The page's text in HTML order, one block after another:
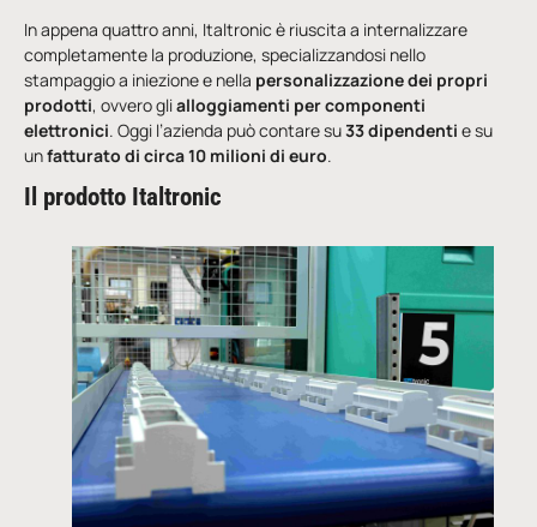
In appena quattro anni, Italtronic è riuscita a internalizzare
completamente la produzione, specializzandosi nello
stampaggio a iniezione e nella personalizzazione dei propri
prodotti, ovvero glialloggiamenti per componenti
elettronici. Oggi l’azienda può contare su33 dipendenti e su
unfatturato di circa 10 milioni di euro.
Il prodotto Italtronic